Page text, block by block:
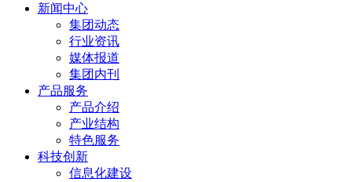
新闻中心
集团动态
行业资讯
媒体报道
集团内刊
产品服务
产品介绍
产业结构
特色服务
科技创新
信息化建设